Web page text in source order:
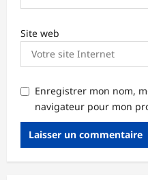
Site web
Enregistrer mon nom,
navigateur pour mon